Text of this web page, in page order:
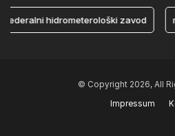
hidrometerološki zavod
© Copyright 2026, All
Impressum